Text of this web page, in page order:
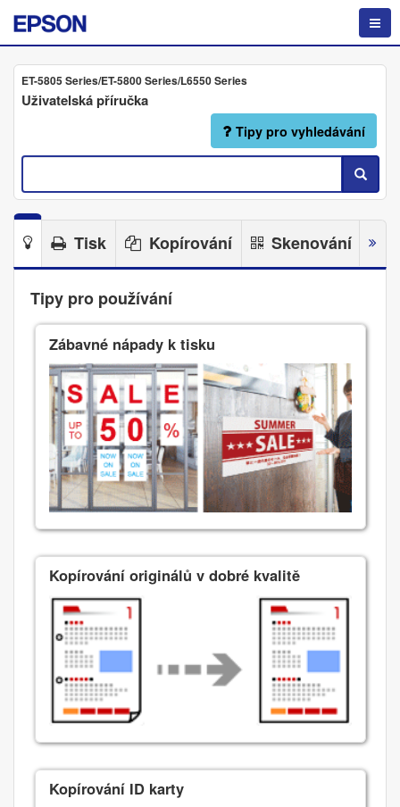
ET-5805 Series/ET-5800 Series/L6550 Series
Uživatelská příručka
Tipy pro vyhledávání
Tisk Kopírování Skenování
Tipy pro používání
Zábavné nápady k tisku
Kopírování originálů v dobré kvalitě
Kopírování ID karty